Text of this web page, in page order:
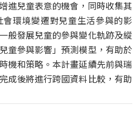
進兒童表意的機會，同時收集其
環境變遷對兒童生活參與的影
般發展兒童的參與變化軌跡及縱
童參與影響」預測模型，有助於
機和策略。本計畫延續先前與瑞
成後將進行跨國資料比較，有助